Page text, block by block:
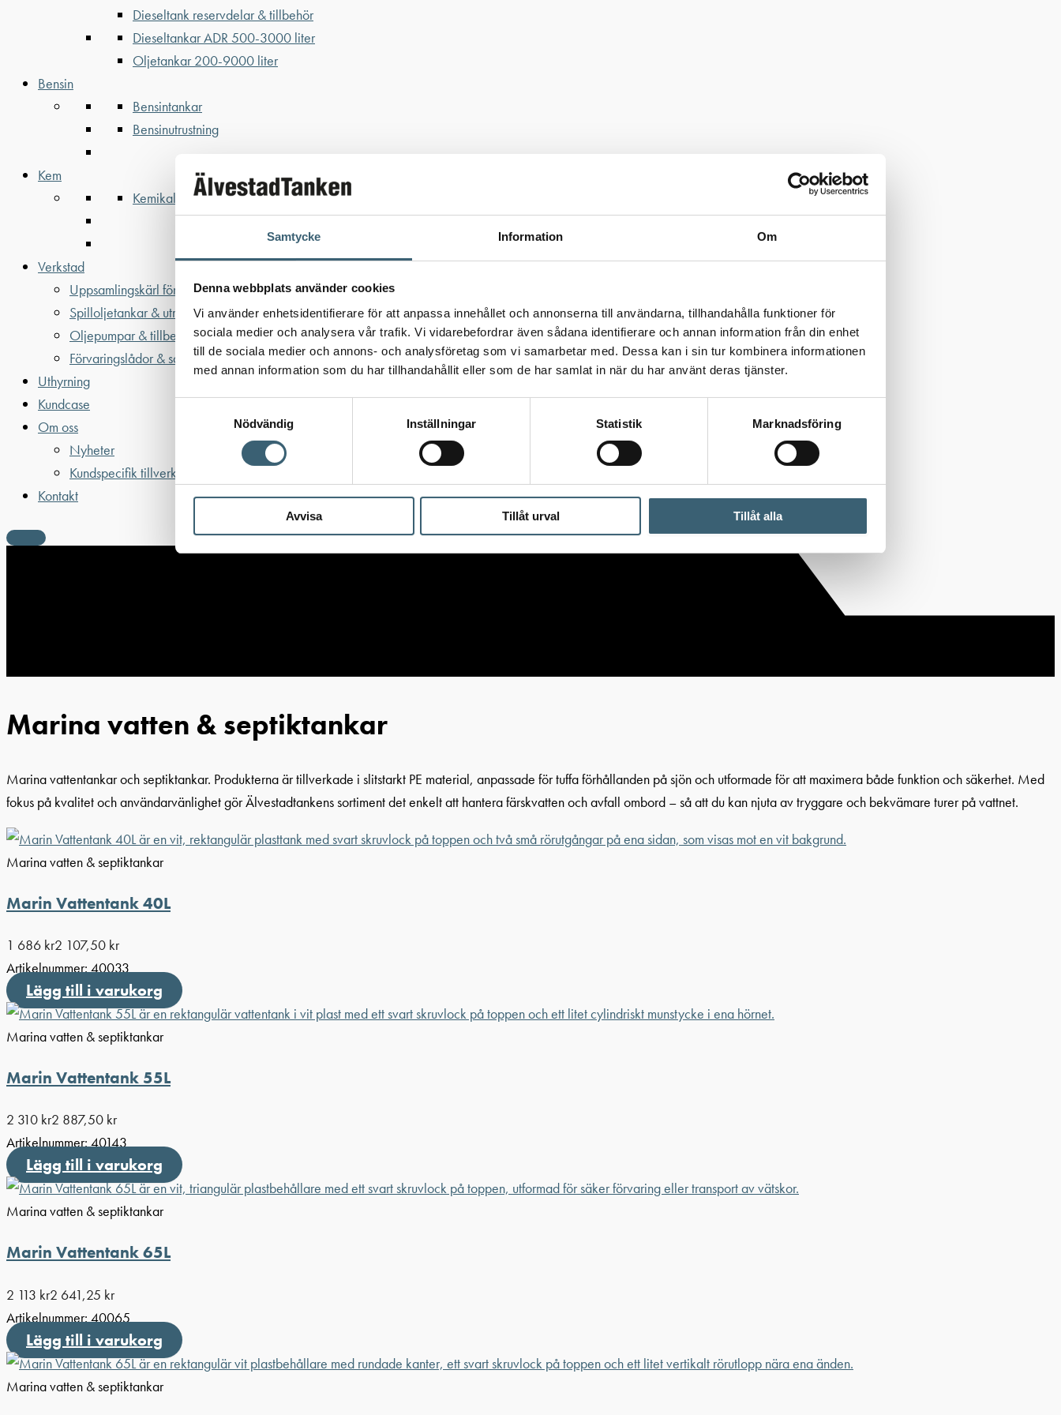
Samtycke Information Om
Denna webbplats använder cookies
Vi använder enhetsidentifierare för att anpassa innehållet och annonserna till användarna, tillhandahålla funktioner för
sociala medier och analysera vår trafik. Vi vidarebefordrar även sådana identifierare och annan information från din enhet
till de sociala medier och annons- och analysföretag som vi samarbetar med. Dessa kan i sin tur kombinera informationen
med annan information som du har tillhandahållit eller som de har samlat in när du har använt deras tjänster.
Nödvändig
Inställningar Statistik Marknadsföring
Avvisa Tillåt urval Tillåt alla
Dieseltank reservdelar & tillbehör
Dieseltankar ADR 500-3000 liter
Oljetankar 200-9000 liter
Bensin
Bensintankar
Bensinutrustning
Kem
Kemikalietankar
Verkstad
Uppsamlingskärl för fat & IBC
Spilloljetankar & utrustning
Oljepumpar & tillbehör
Förvaringslådor & sandlådor
Uthyrning
Kundcase
Om oss
Nyheter
Kundspecifik tillverkning
Kontakt
Marina vatten & septiktankar
Marina vattentankar och septiktankar. Produkterna är tillverkade i slitstarkt PE material, anpassade för tuffa förhållanden på sjön och utformade för att maximera både funktion och säkerhet. Med
fokus på kvalitet och användarvänlighet gör Älvestadtankens sortiment det enkelt att hantera färskvatten och avfall ombord – så att du kan njuta av tryggare och bekvämare turer på vattnet.
Marina vatten & septiktankar
Marin Vattentank 40L
1 686 kr2 107,50 kr
Artikelnummer:40033
Lägg till i varukorg
Marina vatten & septiktankar
Marin Vattentank 55L
2 310 kr2 887,50 kr
Artikelnummer:40143
Lägg till i varukorg
Marina vatten & septiktankar
Marin Vattentank 65L
2 113 kr2 641,25 kr
Artikelnummer: 40065
Lägg till i varukorg
Marina vatten & septiktankar